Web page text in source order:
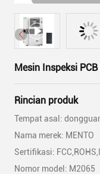
Mesin Inspeksi
Rincian produk
Tempat asal:
Nama merek: MENTO
Sertifikasi:
Nomor model: M2065